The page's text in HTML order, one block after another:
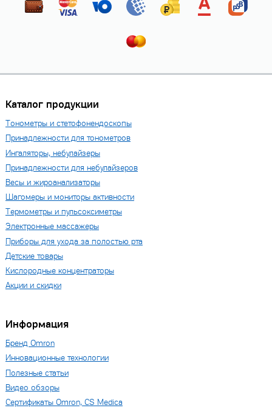
Каталог продукции
Тонометры и стетофонендоскопы
Принадлежности для тонометров
Ингаляторы, небулайзеры
Принадлежности для небулайзеров
Весы и жироанализаторы
Шагомеры и мониторы активности
Термометры и пульсоксиметры
Электронные массажеры
Приборы для ухода за полостью рта
Детские товары
Кислородные концентраторы
Акции и скидки
Информация
Бренд Omron
Инновационные технологии
Полезные статьи
Видео обзоры
Сертификаты Omron, CS Medica